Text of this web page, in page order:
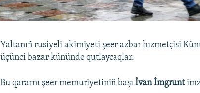
Yaltanıñ rusiyeli akimiyeti şeer azbar hızmetçisi
üçünci bazar kününde qutlaycaqlar.
Bu qararnı şeer memuriyetiniñ başıİvan İmgrunt